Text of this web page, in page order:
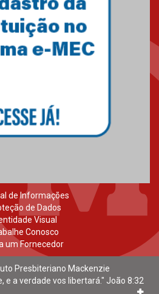
de Informações
de Dados
Visual
Conosco
um Fornecedor
Presbiteriano Mackenzie
e a verdade vos libertará." João 8:32